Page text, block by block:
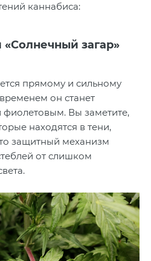
каннабиса:
загар»
прямому и сильному
он станет
Вы заметите,
находятся в тени,
защитный механизм
от слишком